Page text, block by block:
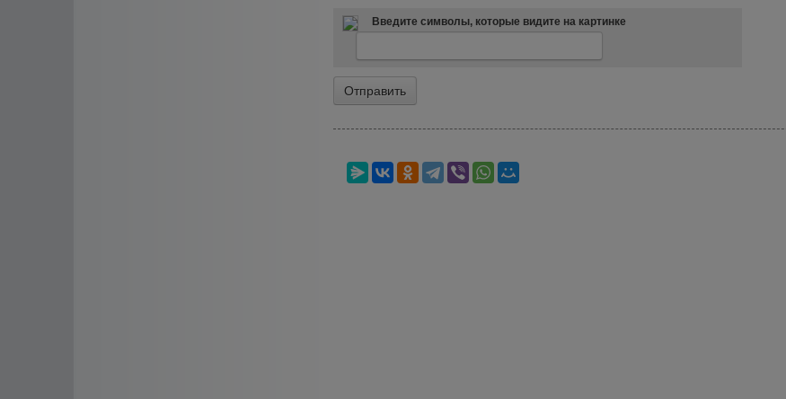
Введите символы, которые видите на картинке